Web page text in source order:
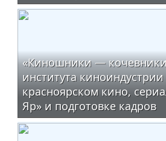
«Киношники —
института
красноярском кино,
Яр» и подготовке кадров